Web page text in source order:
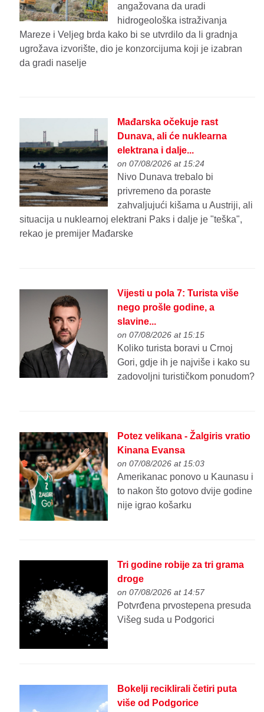
angažovana da uradi
hidrogeološka istraživanja
Mareze i Veljeg brda kako bi se utvrdilo da li gradnja
ugrožava izvorište, dio je konzorcijuma koji je izabran
da gradi naselje
Mađarska očekuje rast
Dunava, ali će nuklearna
elektrana i dalje...
on 07/08/2026 at 15:24
Nivo Dunava trebalo bi
privremeno da poraste
zahvaljujući kišama u Austriji, ali
situacija u nuklearnoj elektrani Paks i dalje je "teška",
rekao je premijer Mađarske
Vijesti u pola 7: Turista više
nego prošle godine, a
slavine...
on 07/08/2026 at 15:15
Koliko turista boravi u Crnoj
Gori, gdje ih je najviše i kako su
zadovoljni turističkom ponudom?
Potez velikana - Žalgiris vratio
Kinana Evansa
on 07/08/2026 at 15:03
Amerikanac ponovo u Kaunasu i
to nakon što gotovo dvije godine
nije igrao košarku
Tri godine robije za tri grama
droge
on 07/08/2026 at 14:57
Potvrđena prvostepena presuda
Višeg suda u Podgorici
Bokelji reciklirali četiri puta
više od Podgorice